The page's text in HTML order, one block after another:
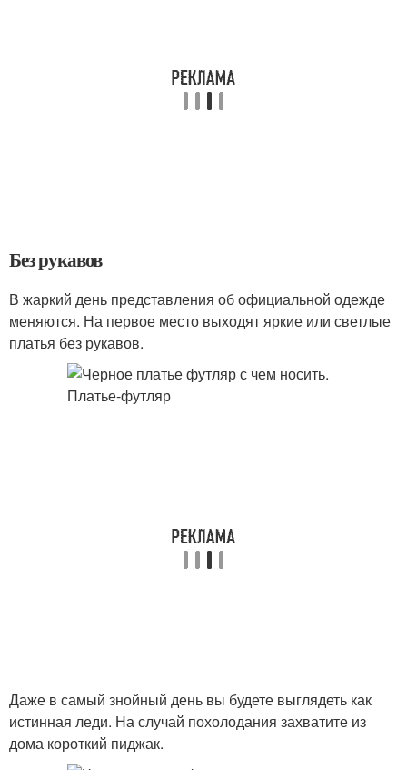
Без рукавов
В жаркий день представления об официальной одежде
меняются. На первое место выходят яркие или светлые
платья без рукавов.
Даже в самый знойный день вы будете выглядеть как
истинная леди. На случай похолодания захватите из
дома короткий пиджак.